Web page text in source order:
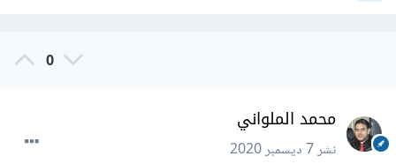
0
محمد الملواني
نشر7 ديسمبر 2020